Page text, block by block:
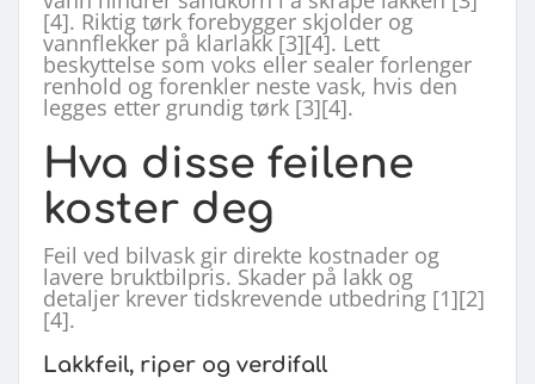
[4]. Riktig tørk forebygger skjolder og
vannflekker på klarlakk [3][4]. Lett
beskyttelse som voks eller sealer forlenger
renhold og forenkler neste vask, hvis den
legges etter grundig tørk [3][4].
Hva disse feilene
koster deg
Feil ved bilvask gir direkte kostnader og
lavere bruktbilpris. Skader på lakk og
detaljer krever tidskrevende utbedring [1][2]
[4].
Lakkfeil, riper og verdifall